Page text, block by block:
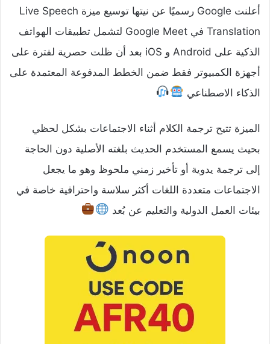
أعلنت Google رسميًا عن نيتها توسيع ميزة Live Speech
Translation في Google Meet لتشمل تطبيقات الهواتف
الذكية على Android و iOS بعد أن ظلت حصرية لفترة على
أجهزة الكمبيوتر فقط ضمن الخطط المدفوعة المعتمدة على
الذكاء الاصطناعي
الميزة تتيح ترجمة الكلام أثناء الاجتماعات بشكل لحظي
بحيث يسمع المستخدم الحديث بلغته الأصلية دون الحاجة
إلى ترجمة يدوية أو تأخير زمني ملحوظ وهو ما يجعل
الاجتماعات متعددة اللغات أكثر سلاسة واحترافية خاصة في
بيئات العمل الدولية والتعليم عن بُعد